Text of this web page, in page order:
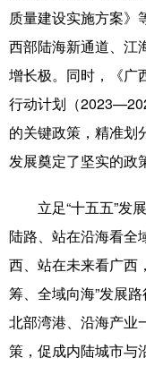
山东
广东
四川
陕西
多语种频道
English
质量建设实施方案》
西部陆海新通道、江
增长极。同时，《广
行动计划（
的关键政策，精准划
发展奠定了坚实的政
立足“十五五”发展
陆路、站在沿海看全
西、站在未来看广西
筹、全域向海”发展
北部湾港、沿海产业
策，促成内陆城市与